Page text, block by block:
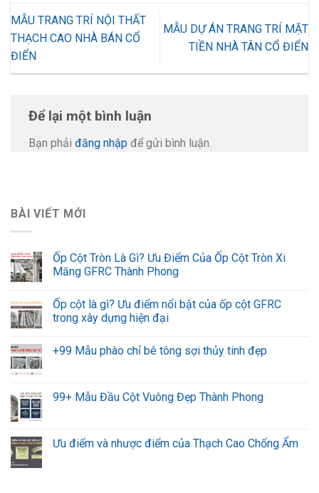
MẪU TRANG TRÍ NỘI THẤT
THẠCH CAO NHÀ BÁN CỔ
ĐIỂN
MẪU DỰ ÁN TRANG TRÍ MẶT
TIỀN NHÀ TÂN CỔ ĐIỂN
Để lại một bình luận
Bạn phải đăng nhập để gửi bình luận.
BÀI VIẾT MỚI
Ốp Cột Tròn Là Gì? Ưu Điểm Của Ốp Cột Tròn Xi
Măng GFRC Thành Phong
Ốp cột là gì? Ưu điểm nổi bật của ốp cột GFRC
trong xây dựng hiện đại
+99 Mẫu phào chỉ bê tông sợi thủy tinh đẹp
99+ Mẫu Đầu Cột Vuông Đẹp Thành Phong
Ưu điểm và nhược điểm của Thạch Cao Chống Ẩm